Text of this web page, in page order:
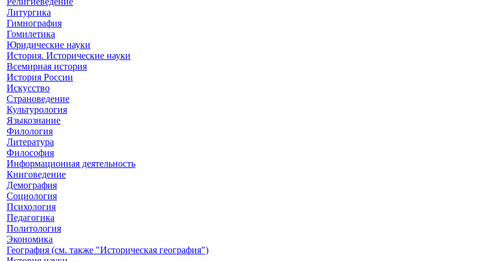
Литургика
Гимнография
Гомилетика
Юридические науки
История. Исторические науки
Всемирная история
История России
Искусство
Страноведение
Культурология
Языкознание
Филология
Литература
Философия
Информационная деятельность
Книговедение
Демография
Социология
Психология
Педагогика
Политология
Экономика
География (см. также "Историческая география")